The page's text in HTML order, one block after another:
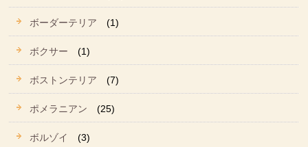
ボーダーテリア (1)
ボクサー (1)
ボストンテリア (7)
ポメラニアン (25)
ボルゾイ (3)